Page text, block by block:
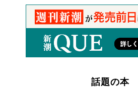
話題の本